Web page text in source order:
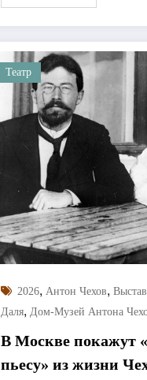
Театр
2026, Антон Чехов,
Даля, Дом-Музей Антона
В Москве покажут
пьесу» из жизни